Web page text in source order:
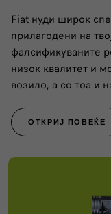
Fiat нуди широк
прилагодени на
фалсификуваните
низок квалитет и
возило, а со тоа и
ОТКРИЈ ПОВЕЌЕ